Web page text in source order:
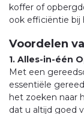
koffer of
ook efficiëntie bij
Voordelen
1. Alles-in-één
Met een
essentiële
het zoeken naar
dat u altijd goed